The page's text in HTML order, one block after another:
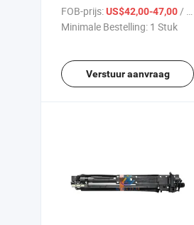
Compatibel C2270 3375 4470
5575 Copier
FOB-prijs:US$42,00-47,00/ Stuk
Minimale Bestelling: 1 Stuk
Verstuur aanvraag